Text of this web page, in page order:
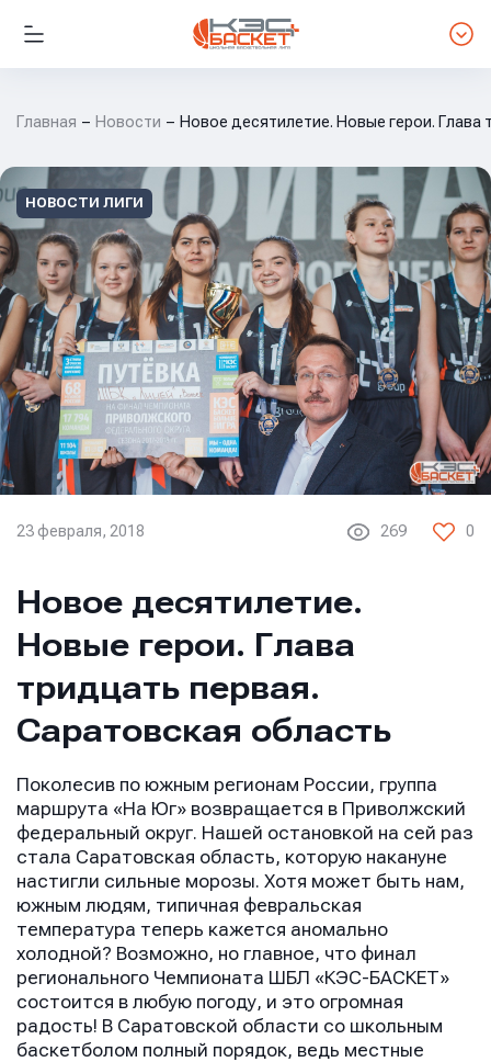
Главная Новости Новое десятилетие. Новые герои.
НОВОСТИ ЛИГИ
23 февраля, 2018 269 0
Новое десятилетие.
Новые герои. Глава
тридцать первая.
Саратовская область
Поколесив по южным регионам России, группа
маршрута «На Юг» возвращается в Приволжский
федеральный округ. Нашей остановкой на сей раз
стала Саратовская область, которую накануне
настигли сильные морозы. Хотя может быть нам,
южным людям, типичная февральская
температура теперь кажется аномально
холодной? Возможно, но главное, что финал
регионального Чемпионата ШБЛ «КЭС-БАСКЕТ»
состоится в любую погоду, и это огромная
радость! В Саратовской области со школьным
баскетболом полный порядок, ведь местные